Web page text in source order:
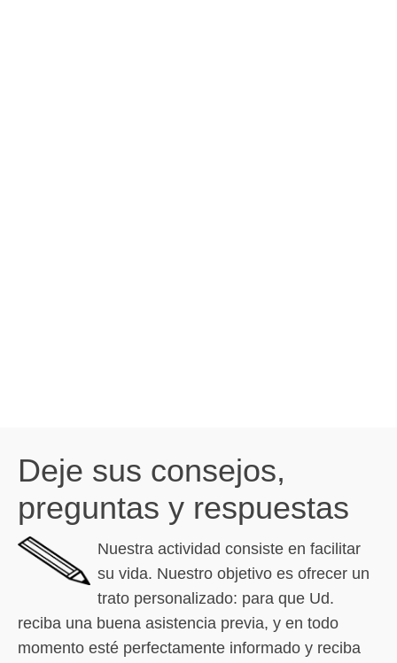
Deje sus consejos,
preguntas y respuestas
Nuestra actividad consiste en facilitar
su vida. Nuestro objetivo es ofrecer un
trato personalizado: para que Ud.
reciba una buena asistencia previa, y en todo
momento esté perfectamente informado y reciba